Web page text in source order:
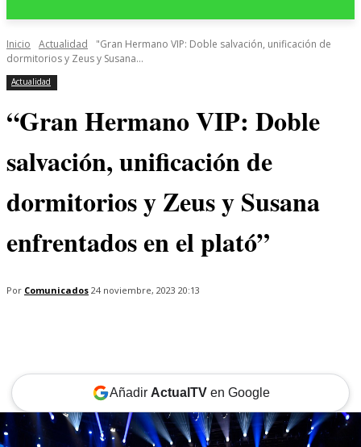
Inicio Actualidad
"Gran Hermano VIP: Doble salvación, unificación de
dormitorios y Zeus y Susana...
Actualidad
“Gran Hermano VIP: Doble
salvación, unificación de
dormitorios y Zeus y Susana
enfrentados en el plató”
Por Comunicados 24 noviembre, 2023 20:13
Añadir ActualTVen Google